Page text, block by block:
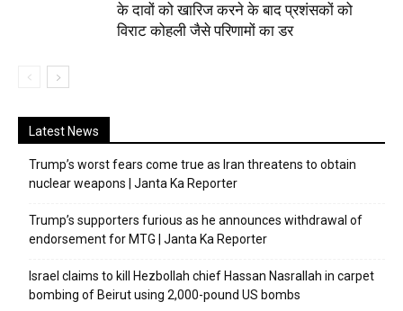
के दावों को खारिज करने के बाद प्रशंसकों को
विराट कोहली जैसे परिणामों का डर
Latest News
Trump’s worst fears come true as Iran threatens to obtain
nuclear weapons | Janta Ka Reporter
Trump’s supporters furious as he announces withdrawal of
endorsement for MTG | Janta Ka Reporter
Israel claims to kill Hezbollah chief Hassan Nasrallah in carpet
bombing of Beirut using 2,000-pound US bombs